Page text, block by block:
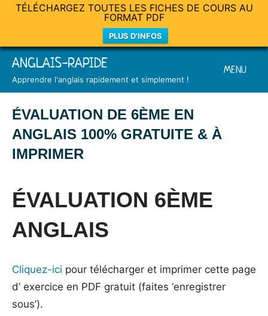
TÉLÉCHARGEZ TOUTES LES FICHES DE COURS AU
FORMAT PDF
PLUS D'INFOS
Skip
content
ANGLAIS-RAPIDE
Apprendre l'anglais rapidement et simplement !
MENU
ÉVALUATION DE 6ÈME EN
ANGLAIS 100% GRATUITE & À
IMPRIMER
on
9
2024
Mat
Exercices
ÉVALUATION 6ÈME
ANGLAIS
Cliquez-ici pour télécharger et imprimer cette page
d’ exercice en PDF gratuit (faites ‘enregistrer
sous’).